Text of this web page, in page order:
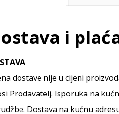
i
dostave nije u cijeni
Prodavatelj. Isporuka na
Dostava na kućnu